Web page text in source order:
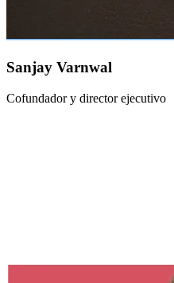
Sanjay Varnwal
Cofundador y director ejecutivo